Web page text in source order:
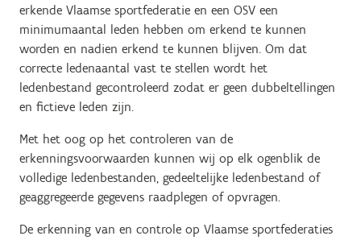
erkende Vlaamse sportfederatie en een OSV een
minimumaantal leden hebben om erkend te kunnen
worden en nadien erkend te kunnen blijven. Om dat
correcte ledenaantal vast te stellen wordt het
ledenbestand gecontroleerd zodat er geen dubbeltellingen
en fictieve leden zijn.
Met het oog op het controleren van de
erkenningsvoorwaarden kunnen wij op elk ogenblik de
volledige ledenbestanden, gedeeltelijke ledenbestand of
geaggregeerde gegevens raadplegen of opvragen.
De erkenning van en controle op Vlaamse sportfederaties